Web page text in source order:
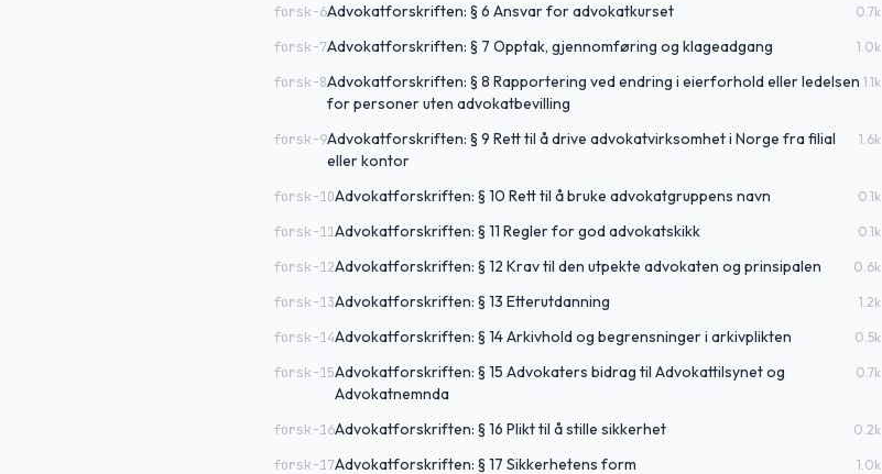
forsk-6Advokatforskriften: § 6 Ansvar for advokatkurset 0.7k
forsk-7Advokatforskriften: § 7 Opptak, gjennomføring og klageadgang 1.0k
forsk-8Advokatforskriften: § 8 Rapportering ved endring i eierforhold eller ledelsen
for personer uten advokatbevilling
1.1k
forsk-9Advokatforskriften: § 9 Rett til å drive advokatvirksomhet i Norge fra filial
eller kontor
1.6k
forsk-10Advokatforskriften: § 10 Rett til å bruke advokatgruppens navn 0.1k
forsk-11Advokatforskriften: § 11 Regler for god advokatskikk 0.1k
forsk-12Advokatforskriften: § 12 Krav til den utpekte advokaten og prinsipalen 0.6k
forsk-13Advokatforskriften: § 13 Etterutdanning 1.2k
forsk-14Advokatforskriften: § 14 Arkivhold og begrensninger i arkivplikten 0.5k
forsk-15Advokatforskriften: § 15 Advokaters bidrag til Advokattilsynet og
Advokatnemnda
0.7k
forsk-16Advokatforskriften: § 16 Plikt til å stille sikkerhet 0.2k
forsk-17Advokatforskriften: § 17 Sikkerhetens form 1.0k